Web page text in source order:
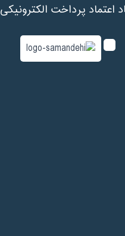
اعتماد پرداخت الکترونیکی